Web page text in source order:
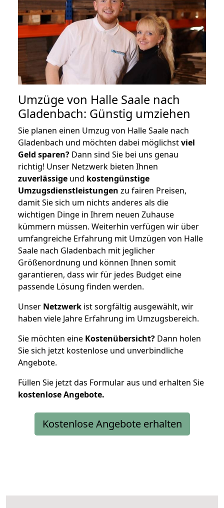
Umzüge von Halle Saale nach
Gladenbach: Günstig umziehen
Sie planen einen Umzug von Halle Saale nach
Gladenbach und möchten dabei möglichstviel
Geld sparen? Dann sind Sie bei uns genau
richtig! Unser Netzwerk bieten Ihnen
zuverlässige und kostengünstige
Umzugsdienstleistungen zu fairen Preisen,
damit Sie sich um nichts anderes als die
wichtigen Dinge in Ihrem neuen Zuhause
kümmern müssen. Weiterhin verfügen wir über
umfangreiche Erfahrung mit Umzügen von Halle
Saale nach Gladenbach mit jeglicher
Größenordnung und können Ihnen somit
garantieren, dass wir für jedes Budget eine
passende Lösung finden werden.
Unser Netzwerk ist sorgfältig ausgewählt, wir
haben viele Jahre Erfahrung im Umzugsbereich.
Sie möchten eine Kostenübersicht? Dann holen
Sie sich jetzt kostenlose und unverbindliche
Angebote.
Füllen Sie jetzt das Formular aus und erhalten Sie
kostenloseAngebote.
Kostenlose Angebote erhalten